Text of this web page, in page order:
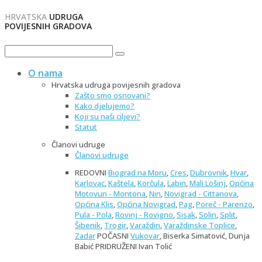
HRVATSKA UDRUGA
POVIJESNIH GRADOVA
O nama
Hrvatska udruga povijesnih gradova
Zašto smo osnovani?
Kako djelujemo?
Koji su naši ciljevi?
Statut
Članovi udruge
Članovi udruge
REDOVNI Biograd na Moru,Cres,Dubrovnik,Hvar,
Karlovac,Kaštela,Korčula,Labin,Mali Lošinj,Općina
Motovun - Montona,Nin,Novigrad - Cittanova,
Općina Klis,Općina Novigrad,Pag,Poreč - Parenzo,
Pula - Pola,Rovinj - Rovigno,Sisak,Solin,Split,
Šibenik, Trogir,Varaždin,Varaždinske Toplice,
ZadarPOČASNI Vukovar, Biserka Simatović, Dunja
Babić PRIDRUŽENI Ivan Tolić